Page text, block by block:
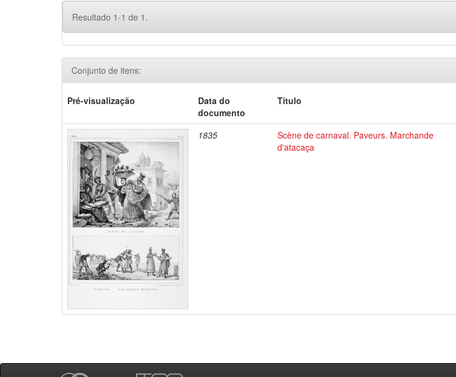
Resultado 1-1 de 1.
Conjunto de itens:
Pré-visualização
Data do
documento
Título
1835
Scène de carnaval. Paveurs. Marchande
d'atacaça